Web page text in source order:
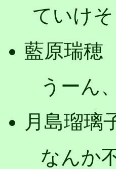
ていけそ
藍原瑞穂
うーん
月島瑠璃
なんか